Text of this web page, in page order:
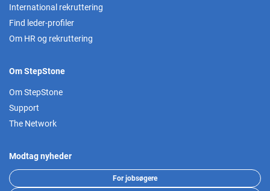
International rekruttering
Find leder-profiler
Om HR og rekruttering
Om StepStone
Om StepStone
Support
The Network
Modtag nyheder
For jobsøgere